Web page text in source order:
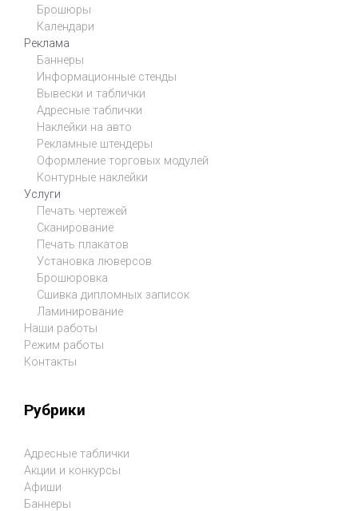
Брошюры
Календари
Реклама
Баннеры
Информационные стенды
Вывески и таблички
Адресные таблички
Наклейки на авто
Рекламные штендеры
Оформление торговых модулей
Контурные наклейки
Услуги
Печать чертежей
Сканирование
Печать плакатов
Установка люверсов
Брошюровка
Сшивка дипломных записок
Ламинирование
Наши работы
Режим работы
Контакты
Рубрики
Адресные таблички
Акции и конкурсы
Афиши
Баннеры